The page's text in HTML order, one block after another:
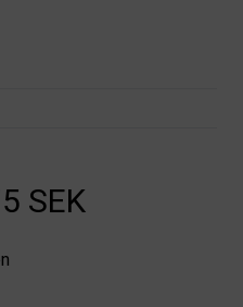
SEK